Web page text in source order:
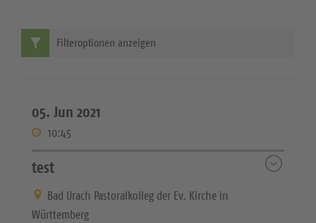
05. Jun 2021
10:45
test
Bad Urach Pastoralkolleg der Ev. Kirche in
Württemberg
Filteroptionen anzeigen